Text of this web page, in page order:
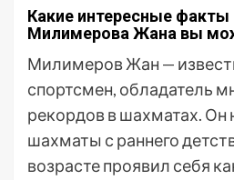
Какие интересные факты
Милимерова Жана вы
Милимеров Жан —
спортсмен, обладатель
рекордов в шахматах. Он
шахматы с раннего
возрасте проявил себя